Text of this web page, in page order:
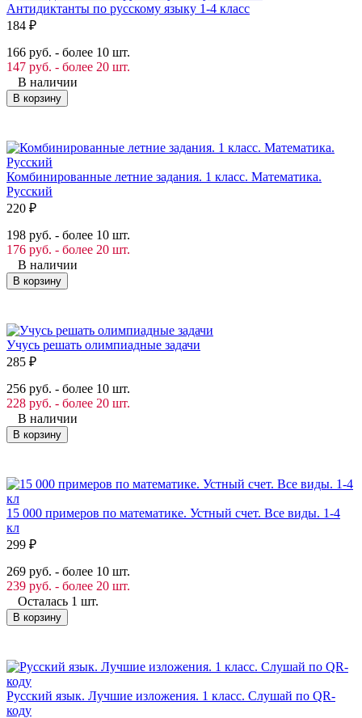
Антидиктанты по русскому языку 1-4 класс
184 ₽
166 руб. - более 10 шт.
147 руб. - более 20 шт.
В наличии
В корзину
Комбинированные летние задания. 1 класс. Математика.
Русский
220 ₽
198 руб. - более 10 шт.
176 руб. - более 20 шт.
В наличии
В корзину
Учусь решать олимпиадные задачи
285 ₽
256 руб. - более 10 шт.
228 руб. - более 20 шт.
В наличии
В корзину
15 000 примеров по математике. Устный счет. Все виды. 1-4
кл
299 ₽
269 руб. - более 10 шт.
239 руб. - более 20 шт.
Осталась 1 шт.
В корзину
Русский язык. Лучшие изложения. 1 класс. Слушай по QR-
коду